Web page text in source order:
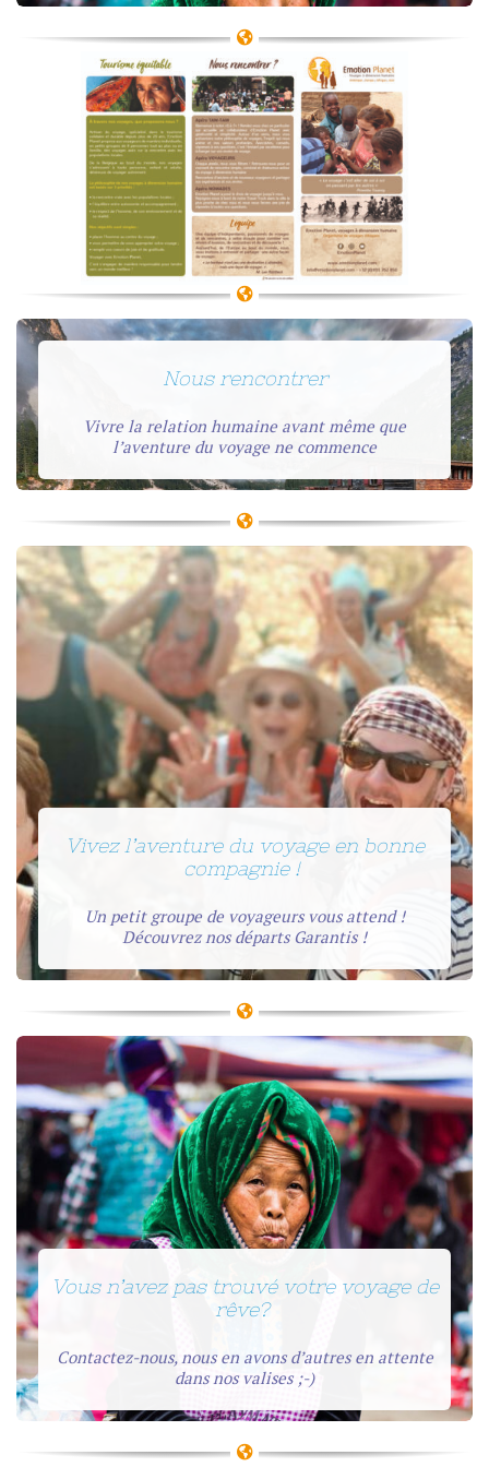
Nous rencontrer
Vivre la relation humaine avant même que
l’aventure du voyage ne commence
Vivez l’aventure du voyage en bonne
compagnie !
Un petit groupe de voyageurs vous attend !
Découvrez nos départs Garantis !
Vous n’avez pas trouvé votre voyage de
rêve?
Contactez-nous, nous en avons d’autres en attente
dans nos valises ;-)